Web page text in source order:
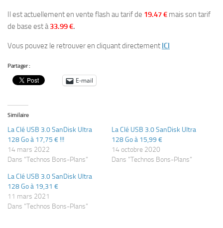
Il est actuellement en vente flash au tarif de 19.47 € mais son tarif
de base est à33.99 €.
Vous pouvez le retrouver en cliquant directement ICI
Partager :
E-mail
Similaire
La Clé USB 3.0 SanDisk Ultra
128 Go à 17,75 € !!!
14 mars 2022
Dans "Technos Bons-Plans"
La Clé USB 3.0 SanDisk Ultra
128 Go à 15,99 €
14 octobre 2020
Dans "Technos Bons-Plans"
La Clé USB 3.0 SanDisk Ultra
128 Go à 19,31 €
11 mars 2021
Dans "Technos Bons-Plans"